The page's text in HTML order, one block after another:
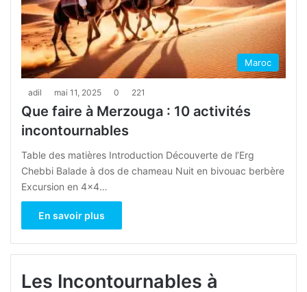
Maroc
adil mai 11, 2025 0 221
Que faire à Merzouga : 10 activités
incontournables
Table des matières Introduction Découverte de l’Erg
Chebbi Balade à dos de chameau Nuit en bivouac berbère
Excursion en 4×4…
En savoir plus
Les Incontournables à